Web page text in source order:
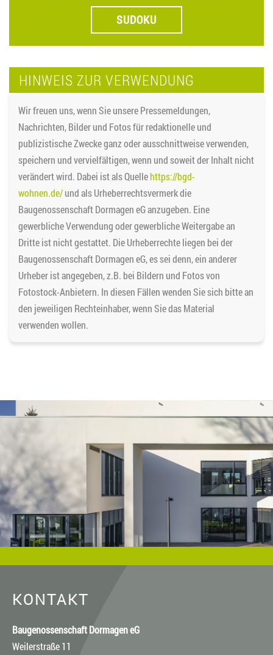
SUDOKU
HINWEIS ZUR VERWENDUNG
Wir freuen uns, wenn Sie unsere Pressemeldungen,
Nachrichten, Bilder und Fotos für redaktionelle und
publizistische Zwecke ganz oder ausschnittweise verwenden,
speichern und vervielfältigen, wenn und soweit der Inhalt nicht
verändert wird. Dabei ist als Quellehttps://bgd-
wohnen.de/und als Urheberrechtsvermerk die
Baugenossenschaft Dormagen eG anzugeben. Eine
gewerbliche Verwendung oder gewerbliche Weitergabe an
Dritte ist nicht gestattet. Die Urheberrechte liegen bei der
Baugenossenschaft Dormagen eG, es sei denn, ein anderer
Urheber ist angegeben, z.B. bei Bildern und Fotos von
Fotostock-Anbietern. In diesen Fällen wenden Sie sich bitte an
den jeweiligen Rechteinhaber, wenn Sie das Material
verwenden wollen.
KONTAKT
Baugenossenschaft Dormagen eG
Weilerstraße 11